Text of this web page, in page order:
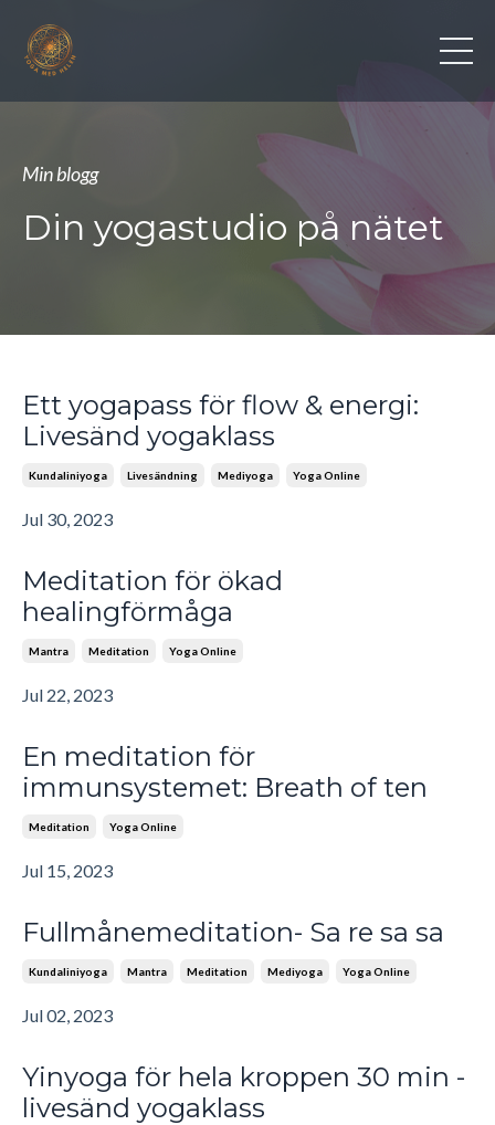
Min blogg
Din yogastudio på nätet
Ett yogapass för flow & energi:
Livesänd yogaklass
Kundaliniyoga Livesändning Mediyoga Yoga Online
Jul 30, 2023
Meditation för ökad
healingförmåga
Mantra Meditation Yoga Online
Jul 22, 2023
En meditation för
immunsystemet: Breath of ten
Meditation Yoga Online
Jul 15, 2023
Fullmånemeditation- Sa re sa sa
Kundaliniyoga Mantra Meditation Mediyoga Yoga Online
Jul 02, 2023
Yinyoga för hela kroppen 30 min -
livesänd yogaklass